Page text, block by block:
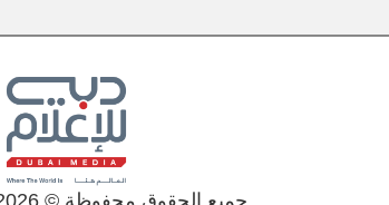
جميع الحقوق محفوظة © 2026 مؤسسة دبي